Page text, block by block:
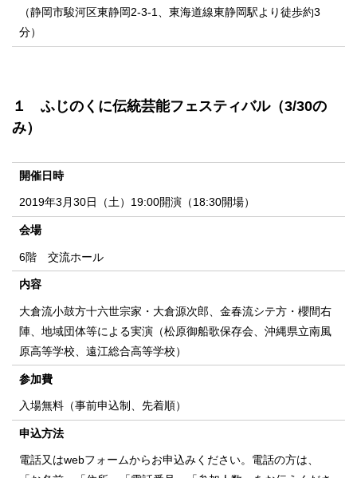
（静岡市駿河区東静岡2-3-1、東海道線東静岡駅より徒歩約3
分）
１ ふじのくに伝統芸能フェスティバル（3/30の
み）
開催日時
2019年3月30日（土）19:00開演（18:30開場）
会場
6階 交流ホール
内容
大倉流小鼓方十六世宗家・大倉源次郎、金春流シテ方・櫻間右
陣、地域団体等による実演（松原御船歌保存会、沖縄県立南風
原高等学校、遠江総合高等学校）
参加費
入場無料（事前申込制、先着順）
申込方法
電話又はwebフォームからお申込みください。電話の方は、